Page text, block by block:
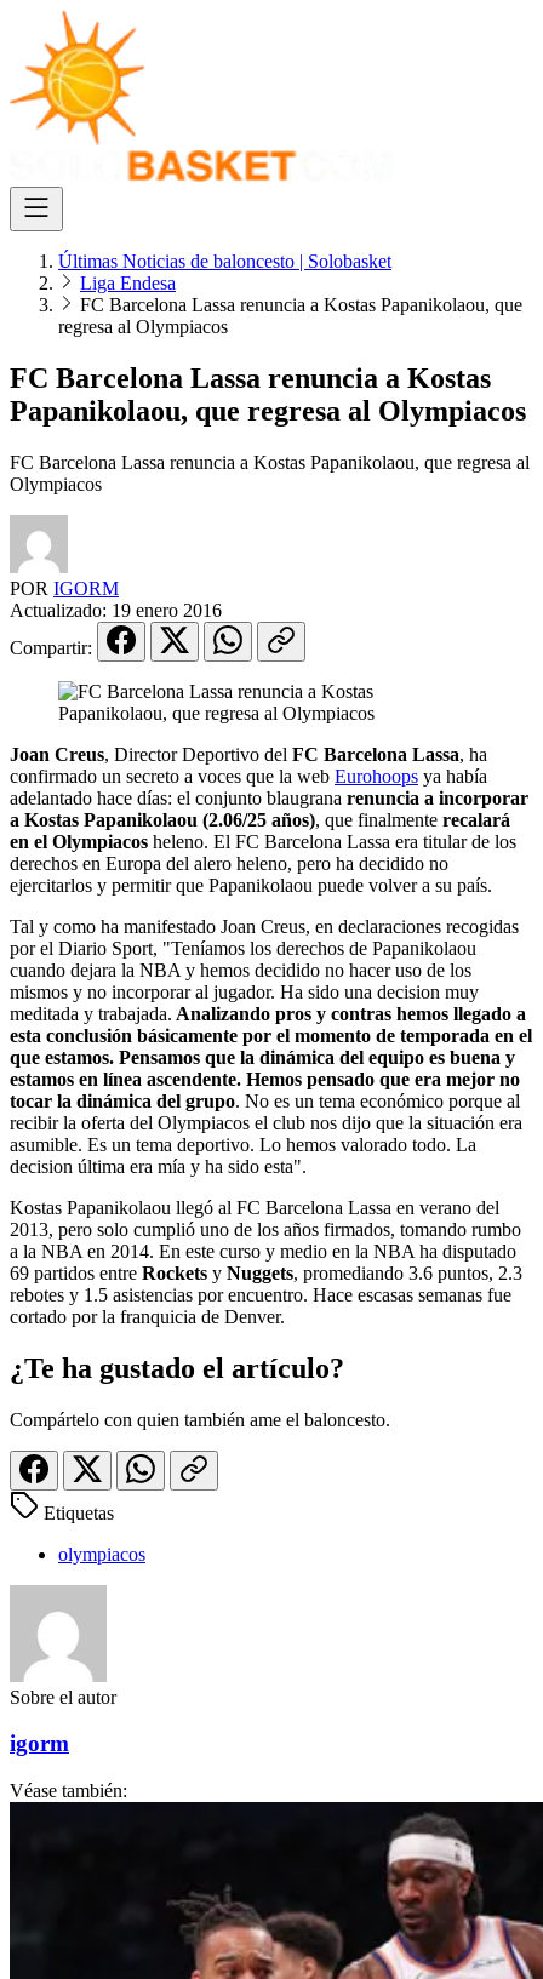
Últimas Noticias de baloncesto | Solobasket
Liga Endesa
FC Barcelona Lassa renuncia a Kostas Papanikolaou, que
regresa al Olympiacos
FC Barcelona Lassa renuncia a Kostas
Papanikolaou, que regresa al Olympiacos
FC Barcelona Lassa renuncia a Kostas Papanikolaou, que regresa al
Olympiacos
POR IGORM
Actualizado: 19 enero 2016
Compartir:
Joan Creus, Director Deportivo del FC Barcelona Lassa, ha
confirmado un secreto a voces que la web Eurohoops ya había
adelantado hace días: el conjunto blaugrana renuncia a incorporar
a Kostas Papanikolaou (2.06/25 años), que finalmente recalará
en el Olympiacos heleno. El FC Barcelona Lassa era titular de los
derechos en Europa del alero heleno, pero ha decidido no
ejercitarlos y permitir que Papanikolaou puede volver a su país.
Tal y como ha manifestado Joan Creus, en declaraciones recogidas
por el Diario Sport, "Teníamos los derechos de Papanikolaou
cuando dejara la NBA y hemos decidido no hacer uso de los
mismos y no incorporar al jugador. Ha sido una decision muy
meditada y trabajada. Analizando pros y contras hemos llegado a
esta conclusión básicamente por el momento de temporada en el
que estamos. Pensamos que la dinámica del equipo es buena y
estamos en línea ascendente. Hemos pensado que era mejor no
tocar la dinámica del grupo. No es un tema económico porque al
recibir la oferta del Olympiacos el club nos dijo que la situación era
asumible. Es un tema deportivo. Lo hemos valorado todo. La
decision última era mía y ha sido esta".
Kostas Papanikolaou llegó al FC Barcelona Lassa en verano del
2013, pero solo cumplió uno de los años firmados, tomando rumbo
a la NBA en 2014. En este curso y medio en la NBA ha disputado
69 partidos entre Rockets y Nuggets, promediando 3.6 puntos, 2.3
rebotes y 1.5 asistencias por encuentro. Hace escasas semanas fue
cortado por la franquicia de Denver.
¿Te ha gustado el artículo?
Compártelo con quien también ame el baloncesto.
Etiquetas
olympiacos
Sobre el autor
igorm
Véase también: